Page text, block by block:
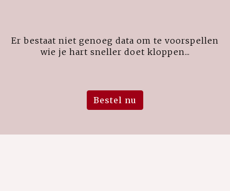
Er bestaat niet genoeg data om te voorspellen
wie je hart sneller doet kloppen...
Bestel nu